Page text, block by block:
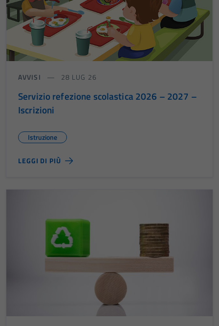
AVVISI 28 LUG 26
Servizio refezione scolastica 2026 – 2027 –
Iscrizioni
Istruzione
LEGGI DI PIÙ